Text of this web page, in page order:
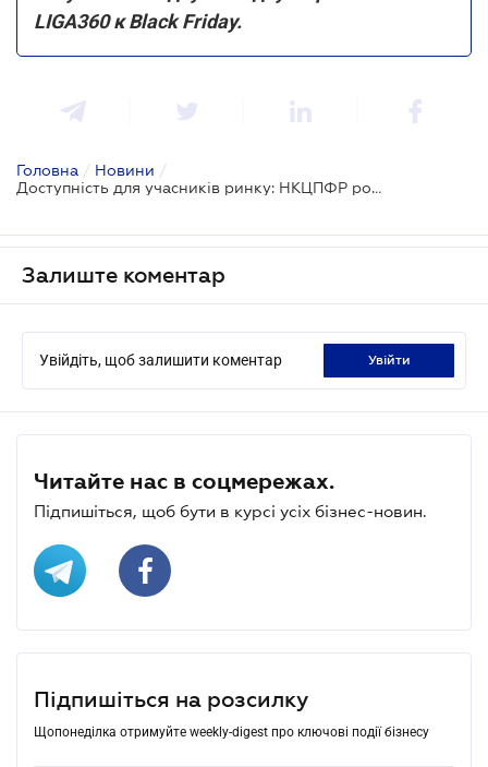
LIGA360 к Black Friday.
Головна / Новини /
Доступність для учасників ринку: НКЦПФР розробила нові вимоги до договору з клірингу
Залиште коментар
Увійдіть, щоб залишити коментар увійти
Читайте нас в соцмережах.
Підпишіться, щоб бути в курсі усіх бізнес-новин.
Підпишіться на розсилку
Щопонеділка отримуйте weekly-digest про ключові події бізнесу